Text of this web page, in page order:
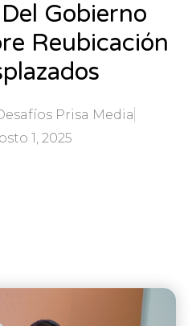
Gobierno
Reubicación
Prisa Media
1, 2025